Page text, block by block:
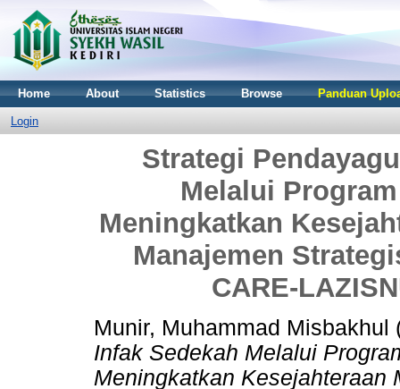
Home About Statistics Browse Panduan
Login
Strategi
Melalui
Meningkatkan
Manajemen
CARE-
Munir, Muhammad Misbakhul
Infak Sedekah Melalui
Meningkatkan Kesejahteraan